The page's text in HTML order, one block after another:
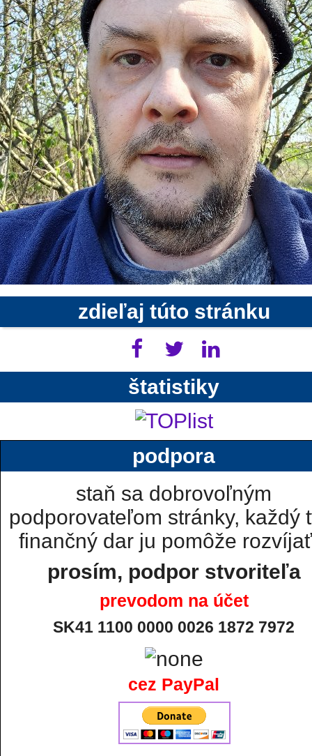
zdieľaj túto stránku
štatistiky
podpora
staň sa dobrovoľným
podporovateľom stránky, každý
finančný dar ju pomôže
prosím, podpor stvoriteľa
prevodom na účet
SK41 1100 0000 0026 1872 7972
cez PayPal